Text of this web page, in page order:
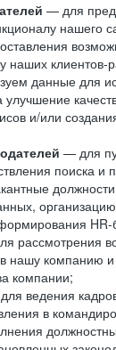
— для
нашего
наших клиентов-
данные для
и/или
— для
поиска и
HR-
рассмотрения
в нашу компанию
компании;
ведения
в